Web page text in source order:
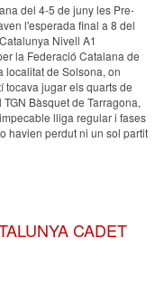
del 4-5 de juny les Pre-
l'esperada final a 8 del
Nivell A1
la Federació Catalana de
localitat de Solsona, on
tocava jugar els quarts de
Bàsquet de Tarragona,
lliga regular i fases
havien perdut ni un sol partit
CADET